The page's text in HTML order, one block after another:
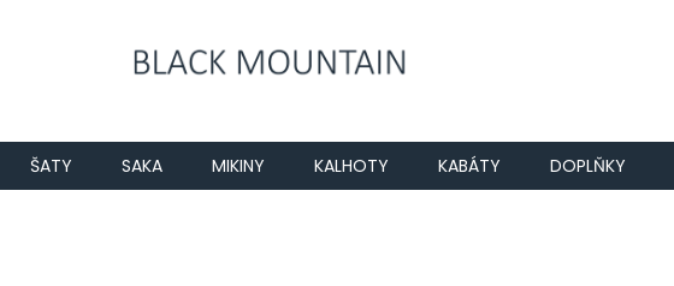
ŠATY SAKA MIKINY KALHOTY KABÁTY DOPLŇKY